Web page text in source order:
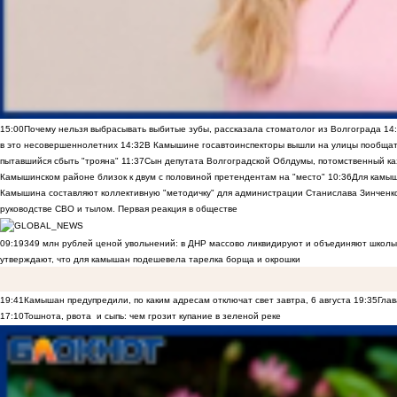
15:00Почему нельзя выбрасывать выбитые зубы, рассказала стоматолог из Волгограда
в это несовершеннолетних 14:32В Камышине госавтоинспекторы вышли на улицы
пытавшийся сбыть "трояна" 11:37Сын депутата Волгоградской Облдумы, потомственный
Камышинском районе близок к двум с половиной претендентам на "место" 10:36Для
Камышина составляют коллективную "методичку" для администрации Станислава
руководстве СВО и тылом. Первая реакция в обществе
09:19349 млн рублей ценой увольнений: в ДНР массово ликвидируют и объединяют
утверждают, что для камышан подешевела тарелка борща и окрошки
19:41Камышан предупредили, по каким адресам отключат свет завтра, 6 августа 19:35
17:10Тошнота, рвота и сыпь: чем грозит купание в зеленой реке